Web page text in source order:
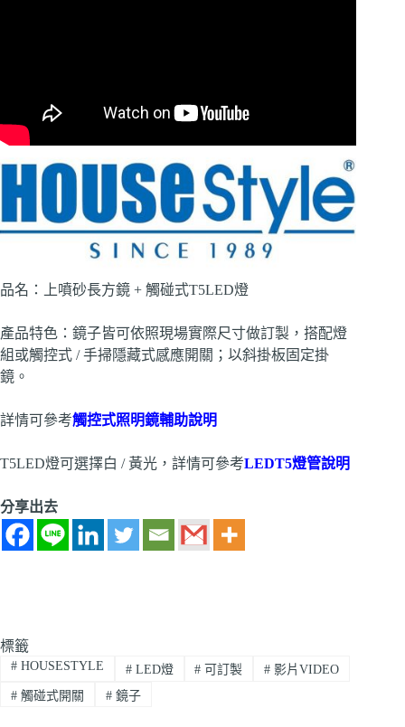
品名：上噴砂長方鏡 + 觸碰式T5LED燈
產品特色：鏡子皆可依照現場實際尺寸做訂製，搭配燈
組或觸控式 / 手掃隱藏式感應開關；以斜掛板固定掛
鏡。
詳情可參考觸控式照明鏡輔助說明
T5LED燈可選擇白 / 黃光，詳情可參考LEDT5燈管說明
分享出去
標籤
#HOUSESTYLE #LED燈 # 可訂製 # 影片VIDEO
#觸碰式開關 #鏡子